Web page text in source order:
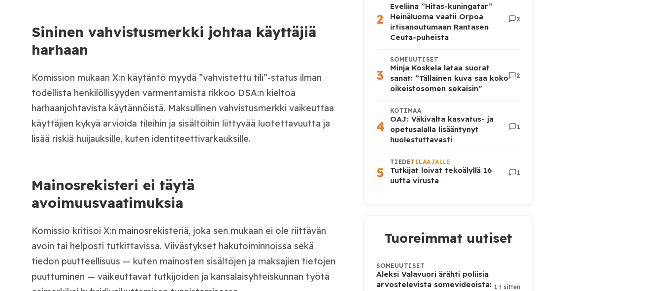
Sininen vahvistusmerkki johtaa käyttäjiä
harhaan
Komission mukaan X:n käytäntö myydä ”vahvistettu tili”-status ilman
todellista henkilöllisyyden varmentamista rikkoo DSA:n kieltoa
harhaanjohtavista käytännöistä. Maksullinen vahvistusmerkki vaikeuttaa
käyttäjien kykyä arvioida tileihin ja sisältöihin liittyvää luotettavuutta ja
lisää riskiä huijauksille, kuten identiteettivarkauksille.
Mainosrekisteri ei täytä
avoimuusvaatimuksia
Komissio kritisoi X:n mainosrekisteriä, joka sen mukaan ei ole riittävän
avoin tai helposti tutkittavissa. Viivästykset hakutoiminnoissa sekä
tiedon puutteellisuus — kuten mainosten sisältöjen ja maksajien tietojen
puuttuminen — vaikeuttavat tutkijoiden ja kansalaisyhteiskunnan työtä
2
Eveliina ”Hitas-kuningatar”
Heinäluoma vaatii Orpoa
irtisanoutumaan Rantasen
Ceuta-puheista
2
3
SOMEUUTISET
Minja Koskela lataa suorat
sanat: ”Tällainen kuva saa koko
oikeistosomen sekaisin”
2
4
KOTIMAA
OAJ: Väkivalta kasvatus- ja
opetusalalla lisääntynyt
huolestuttavasti
1
5
TIEDETILAAJALLE
Tutkijat loivat tekoälyllä 16
uutta virusta
1
Tuoreimmat uutiset
SOMEUUTISET
Aleksi Valavuori ärähti poliisia
arvostelevista somevideoista: 1 t sitten